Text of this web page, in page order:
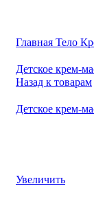
Главная Тело
Детское крем-
Назад к товарам
Детское крем-
Увеличить